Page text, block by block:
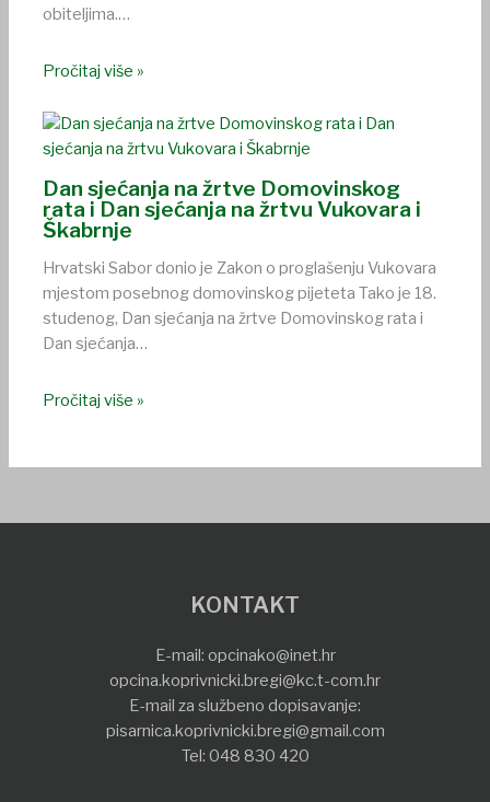
obiteljima.…
Pročitaj više »
Dan sjećanja na žrtve Domovinskog
rata i Dan sjećanja na žrtvu Vukovara i
Škabrnje
Hrvatski Sabor donio je Zakon o proglašenju Vukovara
mjestom posebnog domovinskog pijeteta Tako je 18.
studenog, Dan sjećanja na žrtve Domovinskog rata i
Dan sjećanja…
Pročitaj više »
KONTAKT
E-mail: opcinako@inet.hr
opcina.koprivnicki.bregi@kc.t-com.hr
E-mail za službeno dopisavanje:
pisarnica.koprivnicki.bregi@gmail.com
Tel: 048 830 420